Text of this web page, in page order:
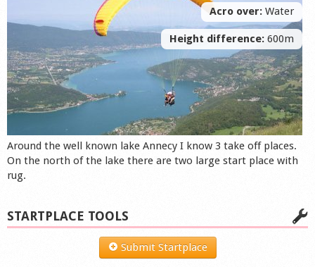
Acro over: Water
Height difference: 600m
Around the well known lake Annecy I know 3 take off places.
On the north of the lake there are two large start place with
rug.
STARTPLACE TOOLS
Submit Startplace